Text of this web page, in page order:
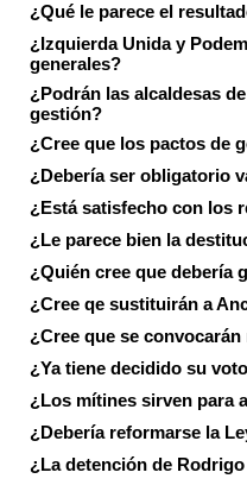
¿Qué le parece el
¿Izquierda Unida y
generales?
¿Podrán las alcaldesas
gestión?
¿Cree que los pactos de
¿Debería ser obligatorio
¿Está satisfecho con los
¿Le parece bien la
¿Quién cree que debería
¿Cree qe sustituirán a
¿Cree que se
¿Ya tiene decidido su
¿Los mítines sirven para
¿Debería reformarse la
¿La detención de